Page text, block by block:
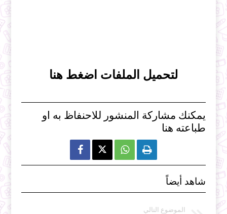
لتحميل الملفات اضغط هنا
يمكنك مشاركة المنشور للاحنفاظ به او
طباعته هنا
  
شاهد أيضاً
الموضوع التالي